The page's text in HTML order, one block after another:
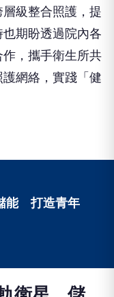
級整合照護，提
期盼透過院內各
，攜手衛生所共
網絡，實踐「健
能 打造青年